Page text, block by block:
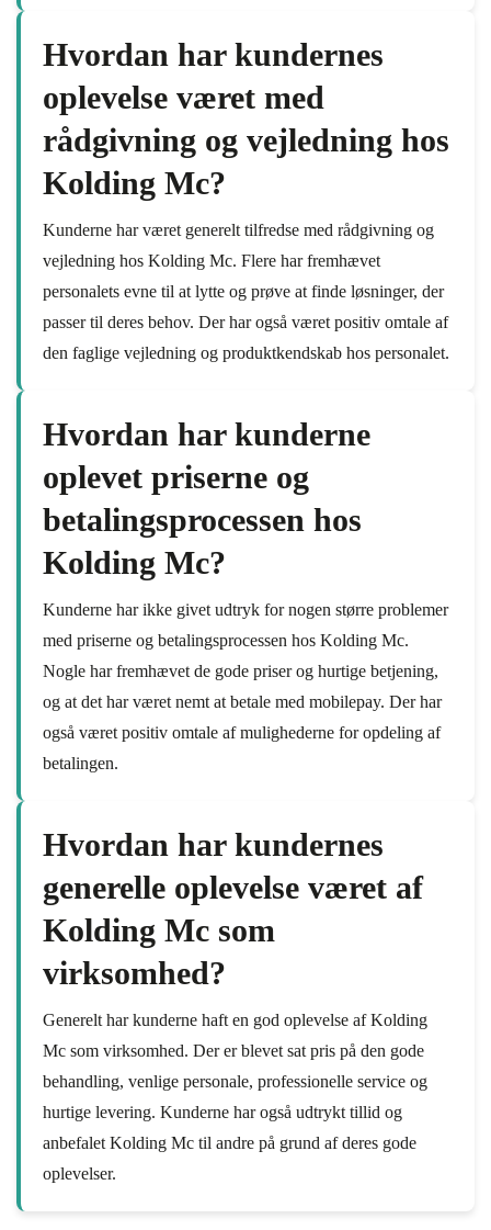
Hvordan har kundernes
oplevelse været med
rådgivning og vejledning hos
Kolding Mc?
Kunderne har været generelt tilfredse med rådgivning og
vejledning hos Kolding Mc. Flere har fremhævet
personalets evne til at lytte og prøve at finde løsninger, der
passer til deres behov. Der har også været positiv omtale af
den faglige vejledning og produktkendskab hos personalet.
Hvordan har kunderne
oplevet priserne og
betalingsprocessen hos
Kolding Mc?
Kunderne har ikke givet udtryk for nogen større problemer
med priserne og betalingsprocessen hos Kolding Mc.
Nogle har fremhævet de gode priser og hurtige betjening,
og at det har været nemt at betale med mobilepay. Der har
også været positiv omtale af mulighederne for opdeling af
betalingen.
Hvordan har kundernes
generelle oplevelse været af
Kolding Mc som
virksomhed?
Generelt har kunderne haft en god oplevelse af Kolding
Mc som virksomhed. Der er blevet sat pris på den gode
behandling, venlige personale, professionelle service og
hurtige levering. Kunderne har også udtrykt tillid og
anbefalet Kolding Mc til andre på grund af deres gode
oplevelser.